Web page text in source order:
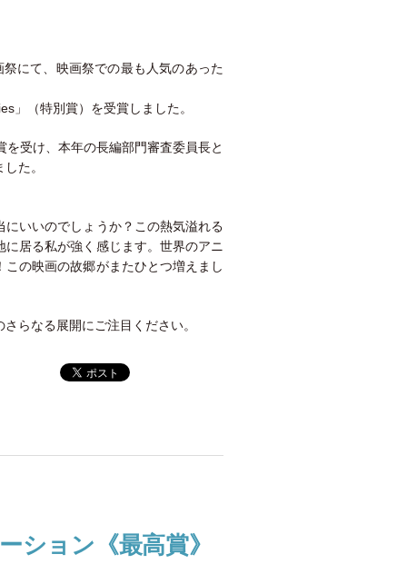
にて、映画祭での最も人気のあった
」（特別賞）を受賞しました。
受け、本年の長編部門審査委員長と
た。
いいのでしょうか？この熱気溢れる
居る私が強く感じます。世界のアニ
の映画の故郷がまたひとつ増えまし
らなる展開にご注目ください。
ション《最高賞》